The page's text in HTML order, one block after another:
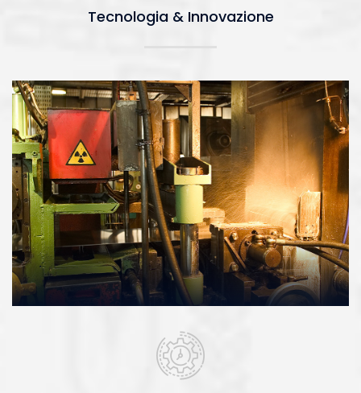
Tecnologia & Innovazione
Tecnologia & Innovazione